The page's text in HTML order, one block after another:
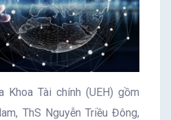
Khoa Tài chính (UEH) gồm
ThS Nguyễn Triều Đông,